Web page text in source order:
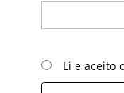
Li e aceito